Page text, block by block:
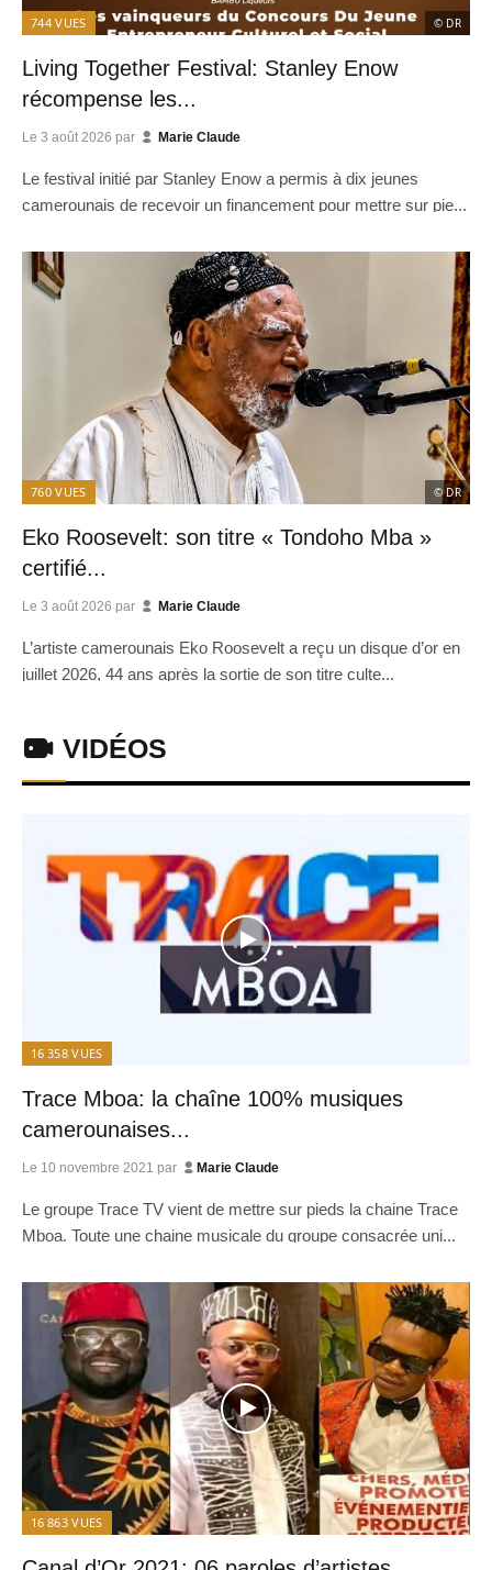
744 VUES © DR
Living Together Festival: Stanley Enow
récompense les...
Le 3 août 2026 par Marie Claude
Le festival initié par Stanley Enow a permis à dix jeunes
camerounais de recevoir un financement pour mettre sur pie...
760 VUES © DR
Eko Roosevelt: son titre « Tondoho Mba »
certifié...
Le 3 août 2026 par Marie Claude
L’artiste camerounais Eko Roosevelt a reçu un disque d’or en
juillet 2026, 44 ans après la sortie de son titre culte...
VIDÉOS
16 358VUES
Trace Mboa: la chaîne 100% musiques
camerounaises...
Le 10 novembre 2021 par Marie Claude
Le groupe Trace TV vient de mettre sur pieds la chaine Trace
Mboa. Toute une chaine musicale du groupe consacrée uni...
16 863VUES